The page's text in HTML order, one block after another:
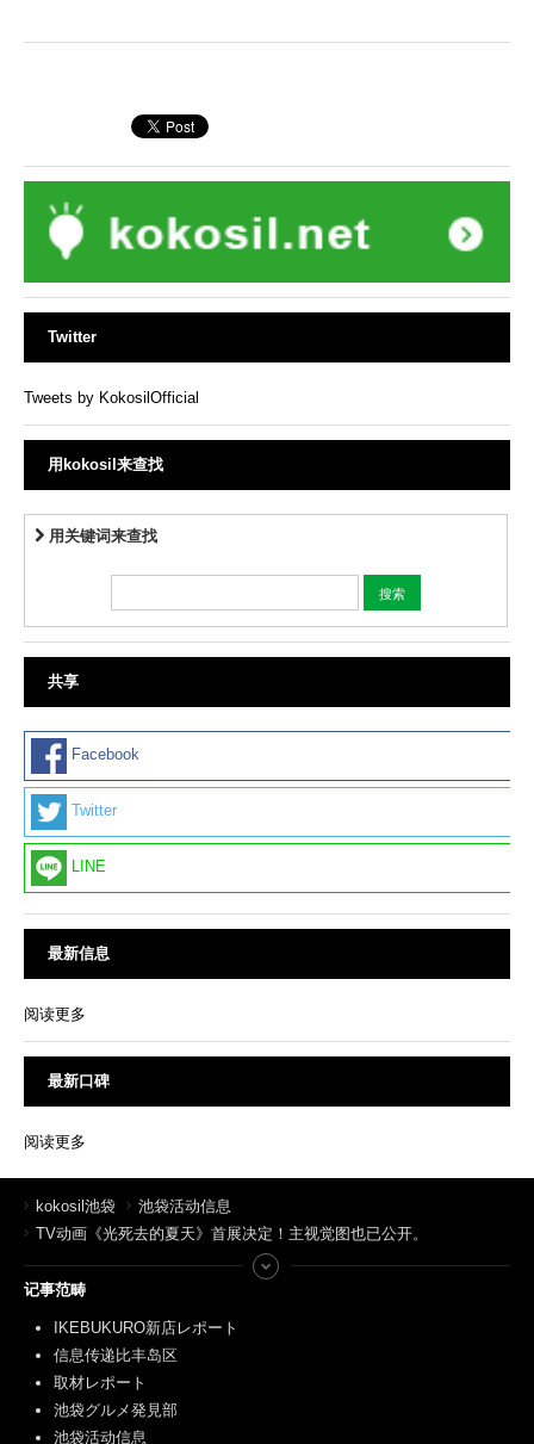
Twitter
Tweets by KokosilOfficial
用kokosil来查找
用关键词来查找
共享
Facebook
Twitter
LINE
最新信息
阅读更多
最新口碑
阅读更多
kokosil池袋
池袋活动信息
TV动画《光死去的夏天》首展决定！主视觉图也已公开。
记事范畴
IKEBUKURO新店レポート
信息传递比丰岛区
取材レポート
池袋グルメ発見部
池袋活动信息